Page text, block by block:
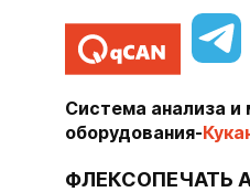
Система анализа и
оборудования-
ФЛЕКСОПЕЧАТЬ